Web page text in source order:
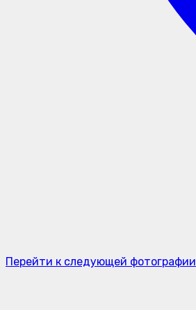
Перейти к следующей фотографии